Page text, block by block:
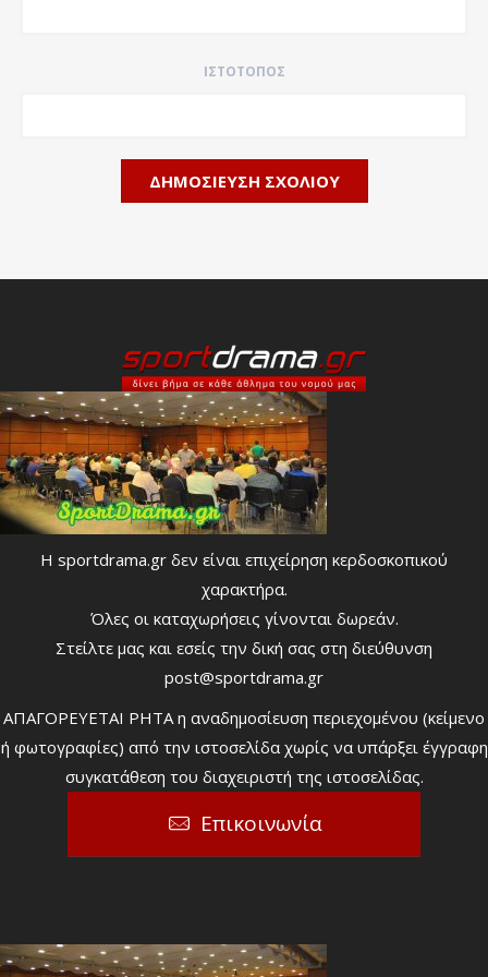
ΙΣΤΌΤΟΠΟΣ
Η sportdrama.gr δεν είναι επιχείρηση κερδοσκοπικού
χαρακτήρα.
Όλες οι καταχωρήσεις γίνονται δωρεάν.
Στείλτε μας και εσείς την δική σας στη διεύθυνση
post@sportdrama.gr
ΑΠΑΓΟΡΕΥΕΤΑΙ ΡΗΤΑ η αναδημοσίευση περιεχομένου (κείμενο
ή φωτογραφίες) από την ιστοσελίδα χωρίς να υπάρξει έγγραφη
συγκατάθεση του διαχειριστή της ιστοσελίδας.
Επικοινωνία